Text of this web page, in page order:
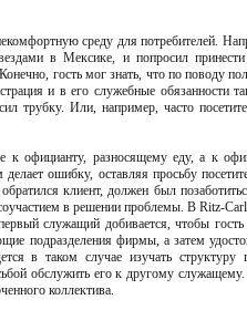
среду для потребителей.
в Мексике, и попросил
гость мог знать, что по поводу
и в его служебные обязанности
трубку. Или, например, часто
к официанту, разносящему еду, а к
ошибку, оставляя просьбу
клиент, должен был
в решении проблемы. В Ritz-
служащий добивается, чтобы
подразделения фирмы, а затем
в таком случае изучать структуру
обслужить его к другому
коллектива.